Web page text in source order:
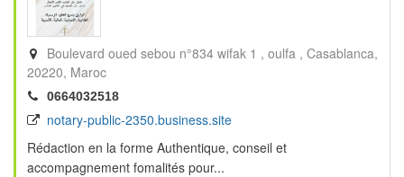
Boulevard oued sebou n°834 wifak 1 , oulfa Casablanca
20220 Maroc
0664032518
notary-public-2350.business.site
Rédaction en la forme Authentique, conseil et
accompagnement fomalités pour...